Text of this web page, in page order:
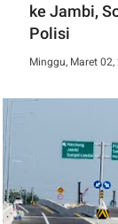
ke Jambi,
Polisi
Minggu, Maret 02,